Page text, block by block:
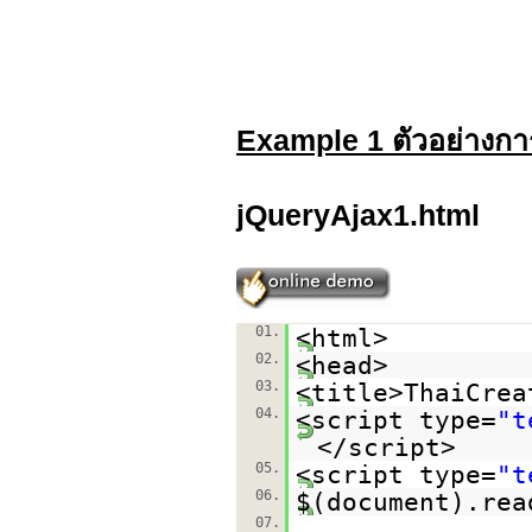
Example 1 ตัวอย่างก
jQueryAjax1.html
01. <html>
02. <head>
03.
04. <script type=
</script>
05. <script type=
06.
07.